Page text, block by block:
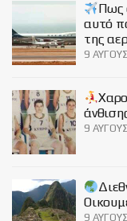
Πως
αυτό
της
9
9
9